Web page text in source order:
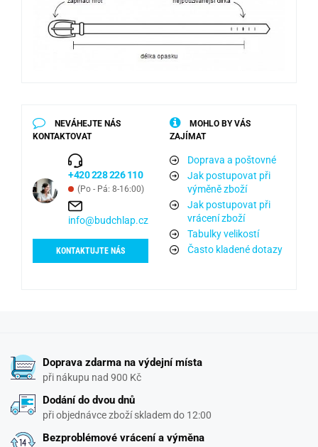
NEVÁHEJTE NÁS
KONTAKTOVAT
+420 228 226 110
(Po - Pá: 8-16:00)
info@budchlap.cz
KONTAKTUJTE NÁS
MOHLO BY VÁS
ZAJÍMAT
Doprava a poštovné
Jak postupovat při
výměně zboží
Jak postupovat při
vrácení zboží
Tabulky velikostí
Často kladené dotazy
Doprava zdarma na výdejní místa
při nákupu nad 900 Kč
Dodání do dvou dnů
při objednávce zboží skladem do 12:00
Bezproblémové vrácení a výměna